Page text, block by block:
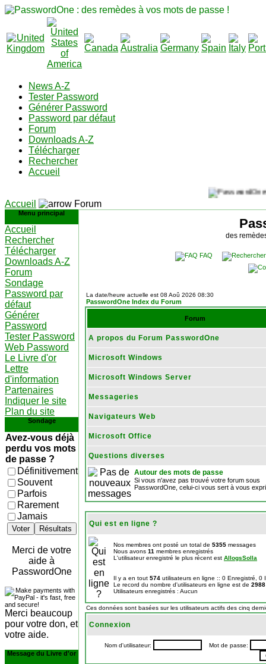
News A-Z
Tester Password
Générer Password
Password par défaut
Forum
Downloads A-Z
Télécharger
Rechercher
Accueil
Accueil Forum
Menu principal
Accueil
Rechercher
Télécharger
Downloads A-Z
Forum
Sondage
Password par
défaut
Générer
Password
Tester Password
Web Password
Le Livre d'or
Lettre
d'information
Partenaires
Indiquer le site
Plan du site
Sondage
Avez-vous déjà
perdu vos mots
de passe ?
Définitivement
Souvent
Parfois
Rarement
Jamais
Voter Résultats
Merci de votre
aide à
PasswordOne
Merci beaucoup
pour votre don, et
votre aide.
Message du Livre d'or
des
FAQ
La date/heure actuelle est 08 Aoû 2026 08:30
PasswordOne Index du Forum
Forum
A propos du Forum PasswordOne
Microsoft Windows
Microsoft Windows Server
Messageries
Navigateurs Web
Microsoft Office
Questions diverses
Autour des mots de passe
Si vous n'avez pas trouvé votre forum sous
PasswordOne, celui-ci vous sert à vous
Qui est en ligne ?
Nos membres ont posté un total de 5355 messages
Nous avons 11 membres enregistrés
L'utilisateur enregistré le plus récent est AllogsSolla
Il y a en tout 574 utilisateurs en ligne :: 0 Enregistré,
Le record du nombre d'utilisateurs en ligne est de 2988
Utilisateurs enregistrés : Aucun
Ces données sont basées sur les utilisateurs actifs des cinq
Connexion
Nom d'utilisateur: Mot de passe: